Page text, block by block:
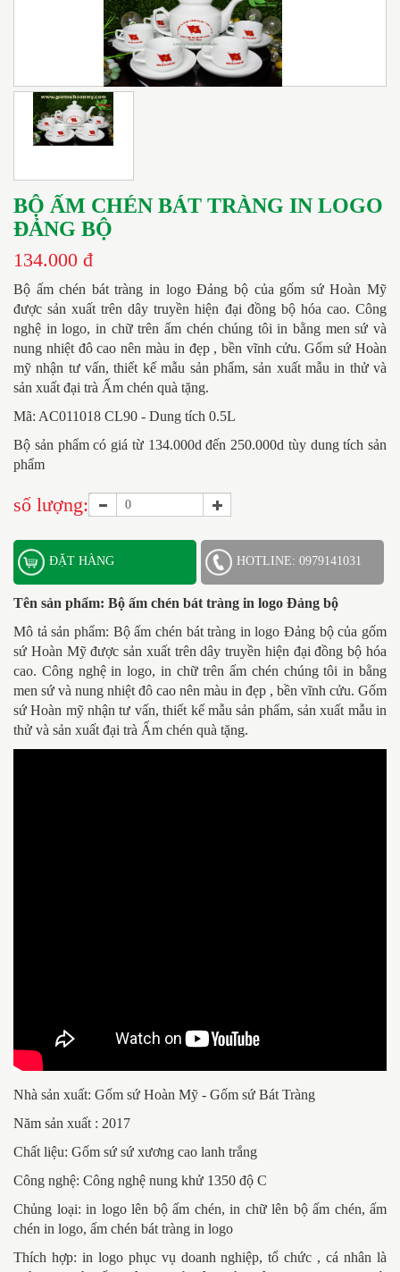
BỘ ẤM CHÉN BÁT TRÀNG IN LOGO
ĐẢNG BỘ
134.000 đ
Bộ ấm chén bát tràng in logo Đảng bộ của gốm sứ Hoàn Mỹ
được sản xuất trên dây truyền hiện đại đồng bộ hóa cao. Công
nghệ in logo, in chữ trên ấm chén chúng tôi in bằng men sứ và
nung nhiệt đô cao nên màu in đẹp , bền vĩnh cửu. Gốm sứ Hoàn
mỹ nhận tư vấn, thiết kế mẫu sản phẩm, sản xuất mẫu in thử và
sản xuất đại trà Ấm chén quà tặng.
Mã: AC011018 CL90 - Dung tích 0.5L
Bộ sản phẩm có giá từ 134.000d đến 250.000d tùy dung tích sản
phẩm
số lượng:
ĐẶT HÀNG HOTLINE: 0979141031
Tên sản phẩm: Bộ ấm chén bát tràng in logo Đảng bộ
Mô tả sản phẩm: Bộ ấm chén bát tràng in logo Đảng bộ của gốm
sứ Hoàn Mỹ được sản xuất trên dây truyền hiện đại đồng bộ hóa
cao. Công nghệ in logo, in chữ trên ấm chén chúng tôi in bằng
men sứ và nung nhiệt đô cao nên màu in đẹp , bền vĩnh cửu. Gốm
sứ Hoàn mỹ nhận tư vấn, thiết kế mẫu sản phẩm, sản xuất mẫu in
thử và sản xuất đại trà Ấm chén quà tặng.
Nhà sản xuất: Gốm sứ Hoàn Mỹ - Gốm sứ Bát Tràng
Năm sản xuất : 2017
Chất liệu: Gốm sứ sứ xương cao lanh trắng
Công nghệ: Công nghệ nung khử 1350 độ C
Chủng loại: in logo lên bộ ấm chén, in chữ lên bộ ấm chén, ấm
chén in logo, ấm chén bát tràng in logo
Thích hợp: in logo phục vụ doanh nghiệp, tổ chức , cá nhân là